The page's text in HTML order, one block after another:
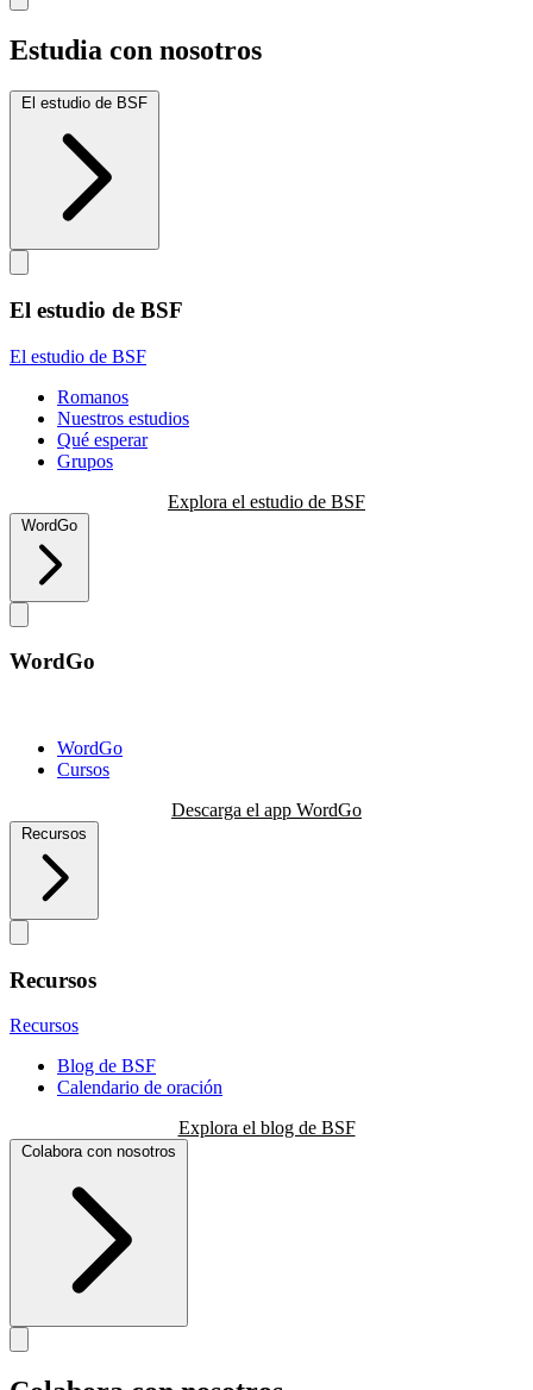
Estudia con nosotros
El estudio de BSF
El estudio de BSF
El estudio de BSF
Romanos
Nuestros estudios
Qué esperar
Grupos
Explora el estudio de BSF
WordGo
WordGo
WordGo
Cursos
Descarga el app WordGo
Recursos
Recursos
Recursos
Blog de BSF
Calendario de oración
Explora el blog de BSF
Colabora con nosotros